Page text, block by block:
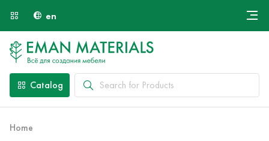
en
Payment and Delivery
Catalog
Home